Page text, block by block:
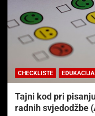
CHECKLISTE EDUKACIJA
Tajni kod pri
radnih svjedodžbe